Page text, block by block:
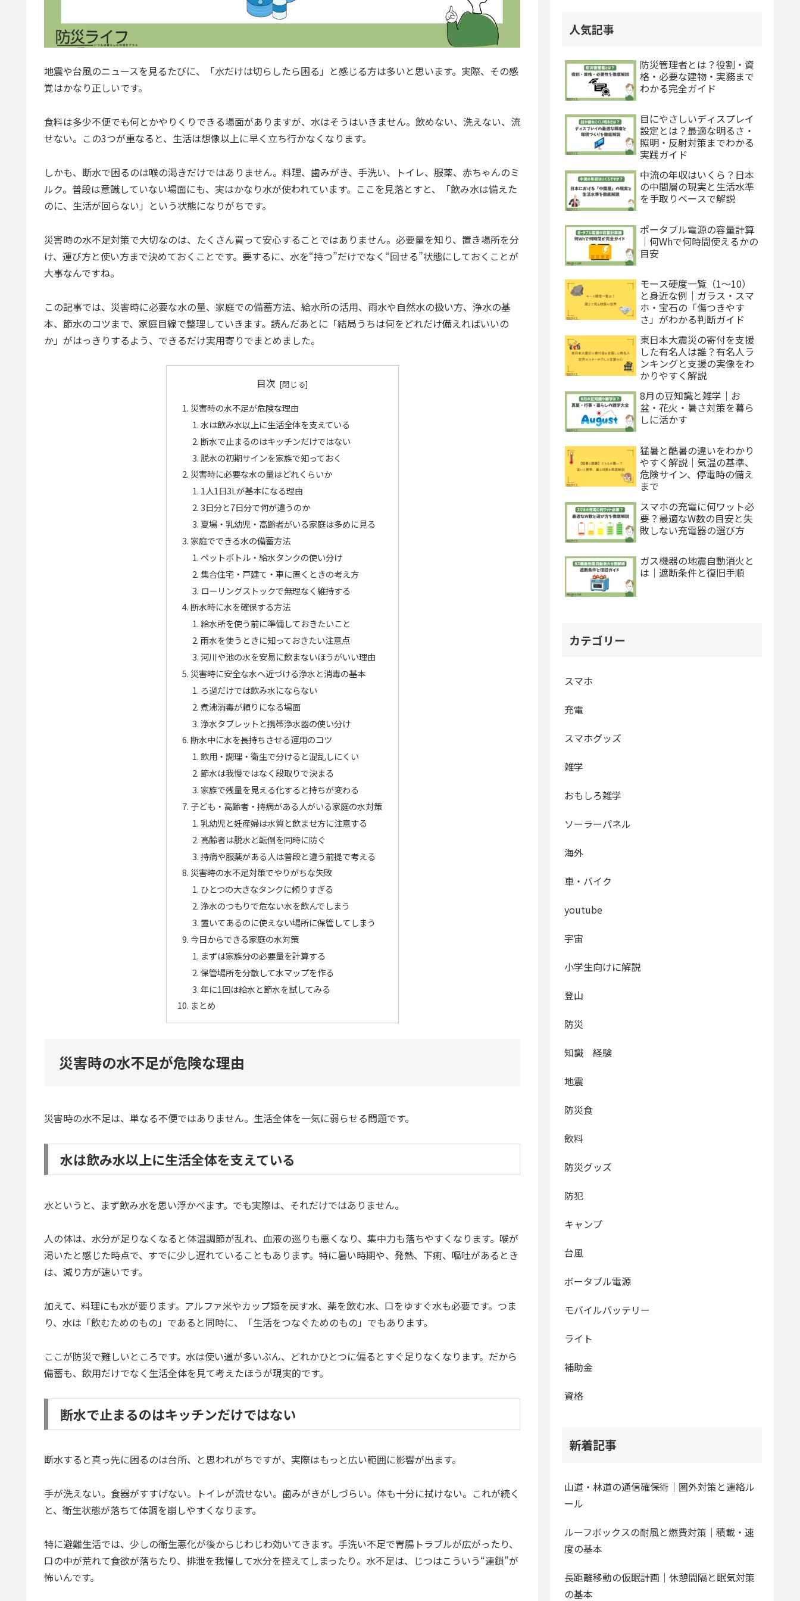
地震や台風のニュースを見るたびに、「水だけは切らしたら困る」と感じる方は多いと思います。実際、その感
覚はかなり正しいです。
食料は多少不便でも何とかやりくりできる場面がありますが、水はそうはいきません。飲めない、洗えない、流
せない。この3つが重なると、生活は想像以上に早く立ち行かなくなります。
しかも、断水で困るのは喉の渇きだけではありません。料理、歯みがき、手洗い、トイレ、服薬、赤ちゃんのミ
ルク。普段は意識していない場面にも、実はかなり水が使われています。ここを見落とすと、「飲み水は備えた
のに、生活が回らない」という状態になりがちです。
災害時の水不足対策で大切なのは、たくさん買って安心することではありません。必要量を知り、置き場所を分
け、運び方と使い方まで決めておくことです。要するに、水を“持つ”だけでなく“回せる”状態にしておくことが
大事なんですね。
この記事では、災害時に必要な水の量、家庭での備蓄方法、給水所の活用、雨水や自然水の扱い方、浄水の基
本、節水のコツまで、家庭目線で整理していきます。読んだあとに「結局うちは何をどれだけ備えればいいの
か」がはっきりするよう、できるだけ実用寄りでまとめました。
目次
災害時の水不足が危険な理由
水は飲み水以上に生活全体を支えている
断水で止まるのはキッチンだけではない
脱水の初期サインを家族で知っておく
災害時に必要な水の量はどれくらいか
1人1日3Lが基本になる理由
3日分と7日分で何が違うのか
夏場・乳幼児・高齢者がいる家庭は多めに見る
家庭でできる水の備蓄方法
ペットボトル・給水タンクの使い分け
集合住宅・戸建て・車に置くときの考え方
ローリングストックで無理なく維持する
断水時に水を確保する方法
給水所を使う前に準備しておきたいこと
雨水を使うときに知っておきたい注意点
河川や池の水を安易に飲まないほうがいい理由
災害時に安全な水へ近づける浄水と消毒の基本
ろ過だけでは飲み水にならない
煮沸消毒が頼りになる場面
浄水タブレットと携帯浄水器の使い分け
断水中に水を長持ちさせる運用のコツ
飲用・調理・衛生で分けると混乱しにくい
節水は我慢ではなく段取りで決まる
家族で残量を見える化すると持ちが変わる
子ども・高齢者・持病がある人がいる家庭の水対策
乳幼児と妊産婦は水質と飲ませ方に注意する
高齢者は脱水と転倒を同時に防ぐ
持病や服薬がある人は普段と違う前提で考える
災害時の水不足対策でやりがちな失敗
ひとつの大きなタンクに頼りすぎる
浄水のつもりで危ない水を飲んでしまう
置いてあるのに使えない場所に保管してしまう
今日からできる家庭の水対策
まずは家族分の必要量を計算する
保管場所を分散して水マップを作る
年に1回は給水と節水を試してみる
まとめ
災害時の水不足が危険な理由
災害時の水不足は、単なる不便ではありません。生活全体を一気に弱らせる問題です。
水は飲み水以上に生活全体を支えている
水というと、まず飲み水を思い浮かべます。でも実際は、それだけではありません。
人の体は、水分が足りなくなると体温調節が乱れ、血液の巡りも悪くなり、集中力も落ちやすくなります。喉が
渇いたと感じた時点で、すでに少し遅れていることもあります。特に暑い時期や、発熱、下痢、嘔吐があるとき
は、減り方が速いです。
加えて、料理にも水が要ります。アルファ米やカップ類を戻す水、薬を飲む水、口をゆすぐ水も必要です。つま
り、水は「飲むためのもの」であると同時に、「生活をつなぐためのもの」でもあります。
ここが防災で難しいところです。水は使い道が多いぶん、どれかひとつに偏るとすぐ足りなくなります。だから
備蓄も、飲用だけでなく生活全体を見て考えたほうが現実的です。
断水で止まるのはキッチンだけではない
断水すると真っ先に困るのは台所、と思われがちですが、実際はもっと広い範囲に影響が出ます。
手が洗えない。食器がすすげない。トイレが流せない。歯みがきがしづらい。体も十分に拭けない。これが続く
と、衛生状態が落ちて体調を崩しやすくなります。
特に避難生活では、少しの衛生悪化が後からじわじわ効いてきます。手洗い不足で胃腸トラブルが広がったり、
口の中が荒れて食欲が落ちたり、排泄を我慢して水分を控えてしまったり。水不足は、じつはこういう“連鎖”が
怖いんです。
人気記事
防災管理者とは？役割・資
格・必要な建物・実務まで
わかる完全ガイド
目にやさしいディスプレイ
設定とは？最適な明るさ・
照明・反射対策までわかる
実践ガイド
中流の年収はいくら？日本
の中間層の現実と生活水準
を手取りベースで解説
ポータブル電源の容量計算
｜何Whで何時間使えるかの
目安
モース硬度一覧（1〜10）
と身近な例｜ガラス・スマ
ホ・宝石の「傷つきやす
さ」がわかる判断ガイド
東日本大震災の寄付を支援
した有名人は誰？有名人ラ
ンキングと支援の実像をわ
かりやすく解説
8月の豆知識と雑学｜お
盆・花火・暑さ対策を暮ら
しに活かす
猛暑と酷暑の違いをわかり
やすく解説｜気温の基準、
危険サイン、停電時の備え
まで
スマホの充電に何ワット必
要？最適なW数の目安と失
敗しない充電器の選び方
ガス機器の地震自動消火と
は｜遮断条件と復旧手順
カテゴリー
スマホ
充電
スマホグッズ
雑学
おもしろ雑学
ソーラーパネル
海外
車・バイク
youtube
宇宙
小学生向けに解説
登山
防災
知識 経験
地震
防災食
飲料
防災グッズ
防犯
キャンプ
台風
ボータブル電源
モバイルバッテリー
ライト
補助金
資格
新着記事
山道・林道の通信確保術｜圏外対策と連絡ル
ール
ルーフボックスの耐風と燃費対策｜積載・速
度の基本
長距離移動の仮眠計画｜休憩間隔と眠気対策
の基本